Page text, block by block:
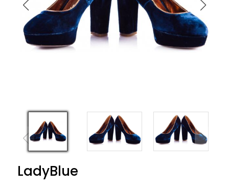
LadyBlue